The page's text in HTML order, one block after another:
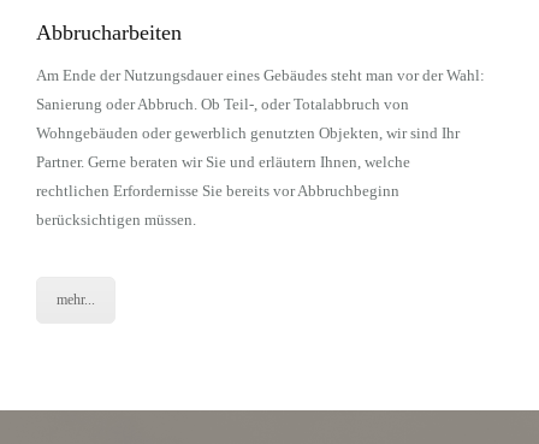
Abbrucharbeiten
Am Ende der Nutzungsdauer eines Gebäudes steht man vor der Wahl:
Sanierung oder Abbruch. Ob Teil-, oder Totalabbruch von
Wohngebäuden oder gewerblich genutzten Objekten, wir sind Ihr
Partner. Gerne beraten wir Sie und erläutern Ihnen, welche
rechtlichen Erfordernisse Sie bereits vor Abbruchbeginn
berücksichtigen müssen.
mehr...